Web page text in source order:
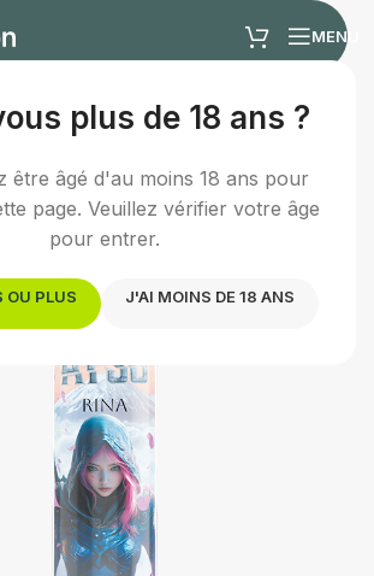
plus de 18 ans ?
être âgé d'au moins 18 ans pour
page. Veuillez vérifier votre âge
pour entrer.
OU PLUS J'AI MOINS DE 18 ANS
MENU
/E-liquide fruité